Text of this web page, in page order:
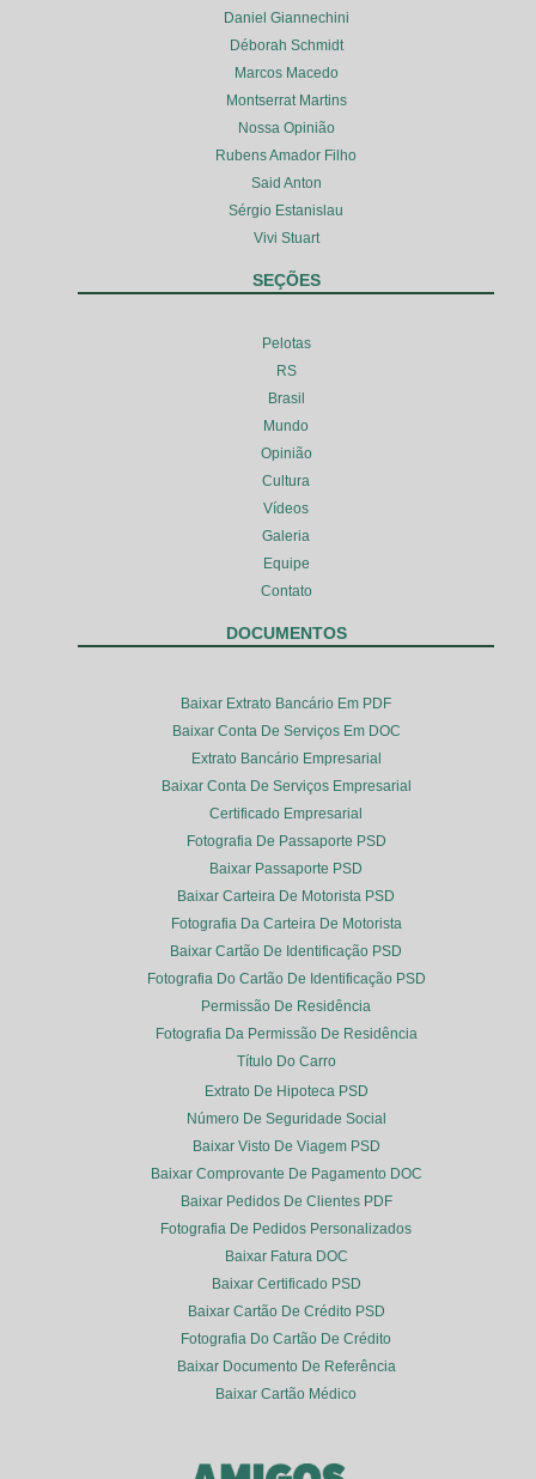
Daniel Giannechini
Déborah Schmidt
Marcos Macedo
Montserrat Martins
Nossa Opinião
Rubens Amador Filho
Said Anton
Sérgio Estanislau
Vivi Stuart
SEÇÕES
Pelotas
RS
Brasil
Mundo
Opinião
Cultura
Vídeos
Galeria
Equipe
Contato
DOCUMENTOS
Baixar Extrato Bancário Em PDF
Baixar Conta De Serviços Em DOC
Extrato Bancário Empresarial
Baixar Conta De Serviços Empresarial
Certificado Empresarial
Fotografia De Passaporte PSD
Baixar Passaporte PSD
Baixar Carteira De Motorista PSD
Fotografia Da Carteira De Motorista
Baixar Cartão De Identificação PSD
Fotografia Do Cartão De Identificação PSD
Permissão De Residência
Fotografia Da Permissão De Residência
Título Do Carro
Extrato De Hipoteca PSD
Número De Seguridade Social
Baixar Visto De Viagem PSD
Baixar Comprovante De Pagamento DOC
Baixar Pedidos De Clientes PDF
Fotografia De Pedidos Personalizados
Baixar Fatura DOC
Baixar Certificado PSD
Baixar Cartão De Crédito PSD
Fotografia Do Cartão De Crédito
Baixar Documento De Referência
Baixar Cartão Médico